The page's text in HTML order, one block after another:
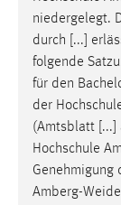
niedergelegt.
durch [...]
folgende
für den
der
(Amtsblatt [...]
Hochschule
Genehmigung
Amberg-